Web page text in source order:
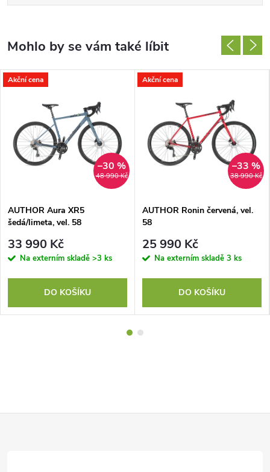
Akční cena
48 990 Kč
–30 %
AUTHOR Aura XR5
šedá/limeta, vel. 58
33 990 Kč
Na externím skladě >3 ks
DO KOŠÍKU
Akční cena
38 990 Kč
–33 %
AUTHOR Ronin červená, vel.
58
25 990 Kč
Na externím skladě 3 ks
DO KOŠÍKU